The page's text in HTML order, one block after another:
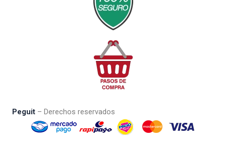
Peguit – Derechos reservados